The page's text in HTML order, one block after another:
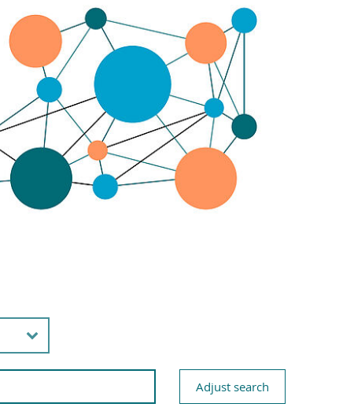
Adjust search